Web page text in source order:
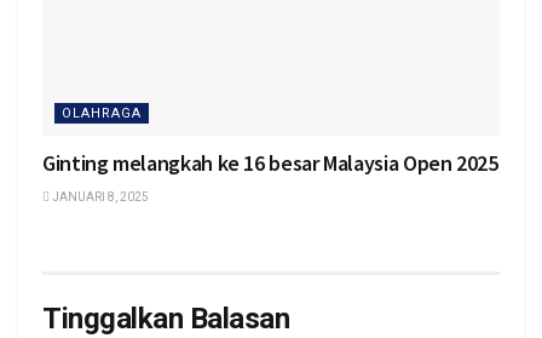
OLAHRAGA
Ginting melangkah ke 16 besar Malaysia Open 2025
JANUARI 8, 2025
Tinggalkan Balasan